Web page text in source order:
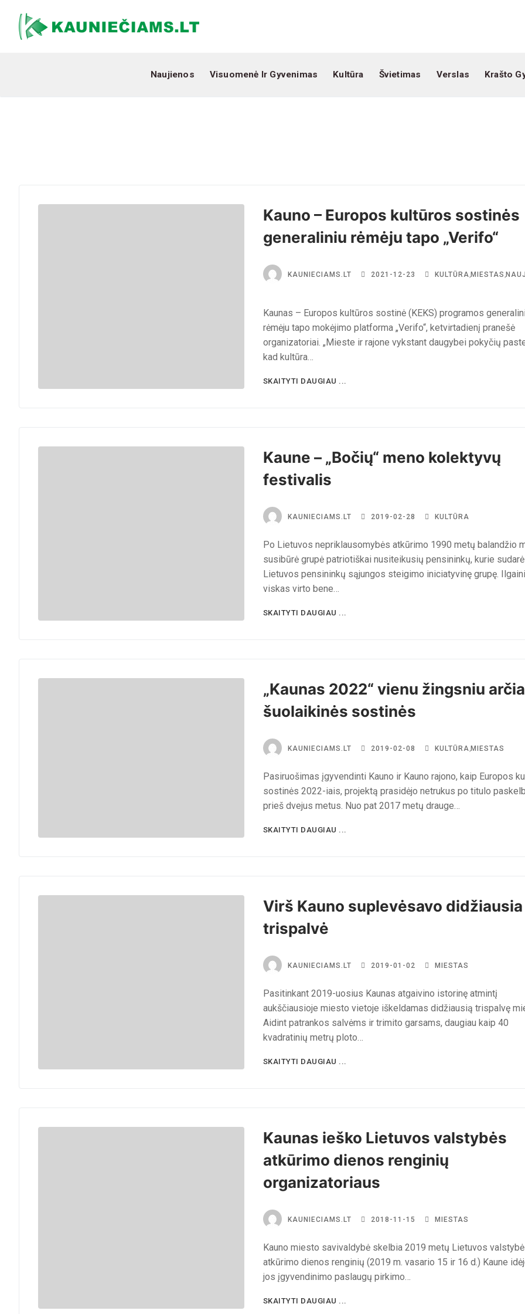
Naujienos Visuomenė Ir Gyvenimas Kultūra Švietimas Verslas Krašto
Kauno – Europos kultūros sostinės
generaliniu rėmėju tapo „Verifo“
KAUNIECIAMS.LT 2021-12-23 KULTŪRA,MIESTAS ,
Kaunas – Europos kultūros sostinė (KEKS) programos
rėmėju tapo mokėjimo platforma „Verifo“, ketvirtadienį pranešė
organizatoriai. „Mieste ir rajone vykstant daugybei pokyčių
kad kultūra…
SKAITYTI DAUGIAU ...
Kaune – „Bočių“ meno kolektyvų
festivalis
KAUNIECIAMS.LT 2019-02-28 KULTŪRA
Po Lietuvos nepriklausomybės atkūrimo 1990 metų balandžio
susibūrė grupė patriotiškai nusiteikusių pensininkų, kurie sudarė
Lietuvos pensininkų sąjungos steigimo iniciatyvinę grupę.
viskas virto bene…
SKAITYTI DAUGIAU ...
„Kaunas 2022“ vienu žingsniu
šuolaikinės sostinės
KAUNIECIAMS.LT 2019-02-08 KULTŪRA,MIESTAS
Pasiruošimas įgyvendinti Kauno ir Kauno rajono, kaip Europos
sostinės 2022-iais, projektą prasidėjo netrukus po titulo
prieš dvejus metus. Nuo pat 2017 metų drauge…
SKAITYTI DAUGIAU ...
Virš Kauno suplevėsavo didžiausia
trispalvė
KAUNIECIAMS.LT 2019-01-02 MIESTAS
Pasitinkant 2019-uosius Kaunas atgaivino istorinę atmintį
aukščiausioje miesto vietoje iškeldamas didžiausią trispalvę
Aidint patrankos salvėms ir trimito garsams, daugiau kaip 40
kvadratinių metrų ploto…
SKAITYTI DAUGIAU ...
Kaunas ieško Lietuvos valstybės
atkūrimo dienos renginių
organizatoriaus
KAUNIECIAMS.LT 2018-11-15 MIESTAS
Kauno miesto savivaldybė skelbia 2019 metų Lietuvos
atkūrimo dienos renginių (2019 m. vasario 15 ir 16 d.) Kaune
jos įgyvendinimo paslaugų pirkimo…
SKAITYTI DAUGIAU ...